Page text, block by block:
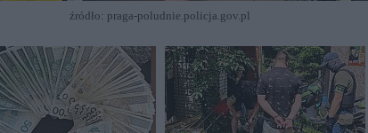
źródło: praga-poludnie.policja.gov.pl